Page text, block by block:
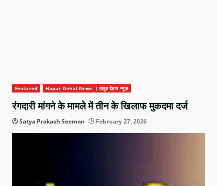
Featured Hapur Dehat News । हापुड देहात न्यूज़
रंगदारी मांगने के मामले में तीन के खिलाफ मुकदमा दर्ज
Satya Prakash Seeman February 27, 2026